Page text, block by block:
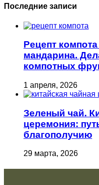
Последние записи
Рецепт
мандарина.
компотных
1 апреля, 2026
Зеленый чай.
церемония:
благополучию
29 марта, 2026